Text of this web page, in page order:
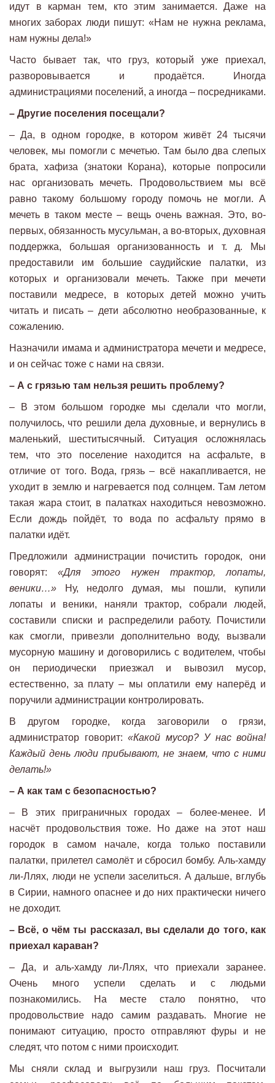
идут в карман тем, кто этим занимается. Даже на
многих заборах люди пишут: «Нам не нужна реклама,
нам нужны дела!»
Часто бывает так, что груз, который уже приехал,
разворовывается и продаётся. Иногда
администрациями поселений, а иногда – посредниками.
– Другие поселения посещали?
– Да, в одном городке, в котором живёт 24 тысячи
человек, мы помогли с мечетью. Там было два слепых
брата, хафиза (знатоки Корана), которые попросили
нас организовать мечеть. Продовольствием мы всё
равно такому большому городу помочь не могли. А
мечеть в таком месте – вещь очень важная. Это, во-
первых, обязанность мусульман, а во-вторых, духовная
поддержка, большая организованность и т. д. Мы
предоставили им большие саудийские палатки, из
которых и организовали мечеть. Также при мечети
поставили медресе, в которых детей можно учить
читать и писать – дети абсолютно необразованные, к
сожалению.
Назначили имама и администратора мечети и медресе,
и он сейчас тоже с нами на связи.
– А с грязью там нельзя решить проблему?
– В этом большом городке мы сделали что могли,
получилось, что решили дела духовные, и вернулись в
маленький, шеститысячный. Ситуация осложнялась
тем, что это поселение находится на асфальте, в
отличие от того. Вода, грязь – всё накапливается, не
уходит в землю и нагревается под солнцем. Там летом
такая жара стоит, в палатках находиться невозможно.
Если дождь пойдёт, то вода по асфальту прямо в
палатки идёт.
Предложили администрации почистить городок, они
говорят:«Для этого нужен трактор, лопаты,
веники…»
Ну, недолго думая, мы пошли, купили
лопаты и веники, наняли трактор, собрали людей,
составили списки и распределили работу. Почистили
как смогли, привезли дополнительно воду, вызвали
мусорную машину и договорились с водителем, чтобы
он периодически приезжал и вывозил мусор,
естественно, за плату – мы оплатили ему наперёд и
поручили администрации контролировать.
В другом городке, когда заговорили о грязи,
администратор говорит: «Какой мусор? У нас война!
Каждый день люди прибывают, не знаем, что с ними
делать!»
– А как там с безопасностью?
– В этих приграничных городах – более-менее. И
насчёт продовольствия тоже. Но даже на этот наш
городок в самом начале, когда только поставили
палатки, прилетел самолёт и сбросил бомбу. Аль-хамду
ли-Ллях, люди не успели заселиться. А дальше, вглубь
в Сирии, намного опаснее и до них практически ничего
не доходит.
– Всё, о чём ты рассказал, вы сделали до того, как
приехал караван?
– Да, и аль-хамду ли-Ллях, что приехали заранее.
Очень много успели сделать и с людьми
познакомились. На месте стало понятно, что
продовольствие надо самим раздавать. Многие не
понимают ситуацию, просто отправляют фуры и не
следят, что потом с ними происходит.
Мы сняли склад и выгрузили наш груз. Посчитали